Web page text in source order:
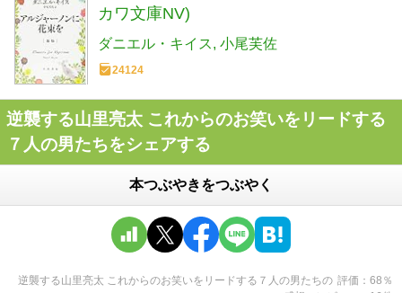
カワ文庫NV)
ダニエル・キイス 小尾芙佐
24124
逆襲する山里亮太 これからのお笑いをリードする
７人の男たちをシェアする
本つぶやきをつぶやく
逆襲する山里亮太 これからのお笑いをリードする７人の男たちの 評価 68 ％